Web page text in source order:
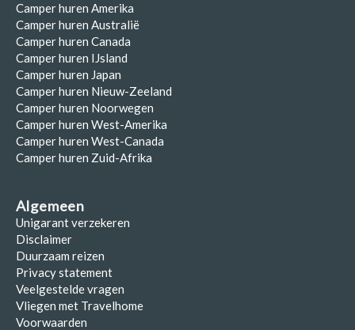
Camper huren Amerika
Camper huren Australië
Camper huren Canada
Camper huren IJsland
Camper huren Japan
Camper huren Nieuw-Zeeland
Camper huren Noorwegen
Camper huren West-Amerika
Camper huren West-Canada
Camper huren Zuid-Afrika
Algemeen
Unigarant verzekeren
Disclaimer
Duurzaam reizen
Privacy statement
Veelgestelde vragen
Vliegen met Travelhome
Voorwaarden